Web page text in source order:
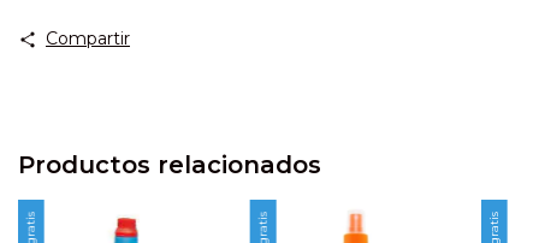
Compartir
Productos relacionados